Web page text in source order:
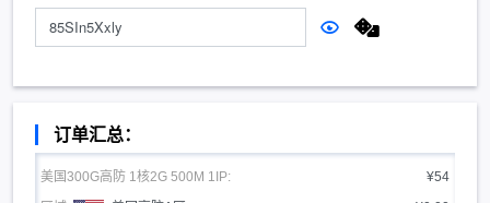
订单汇总：
美国300G高防 1核2G 500M 1IP:
¥54